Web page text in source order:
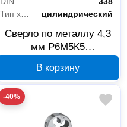
Тип хвостовика
цилиндрический
Сверло по металлу 4,3
мм Р6М5К5
ЗЛП3793, 10 шт
В корзину
-40%